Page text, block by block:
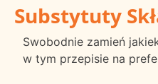
Substytuty
Swobodnie zamień
w tym przepisie na